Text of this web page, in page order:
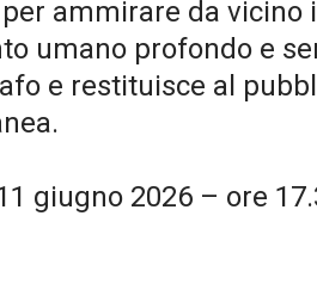
per ammirare da
umano profondo e
e restituisce al
giugno 2026 – ore